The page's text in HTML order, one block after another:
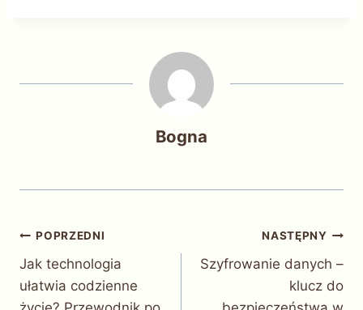
Bogna
Nawigacja
wpisu
POPRZEDNI
Jak technologia
ułatwia codzienne
NASTĘPNY
Szyfrowanie danych –
klucz do